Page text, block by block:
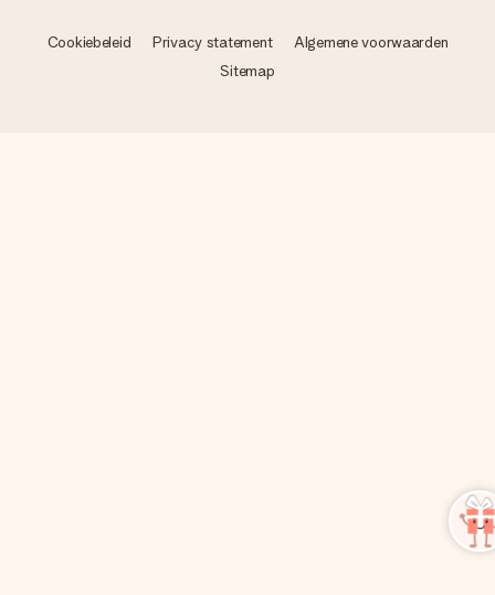
Cookiebeleid Privacy statement
Algemene voorwaarden
Sitemap